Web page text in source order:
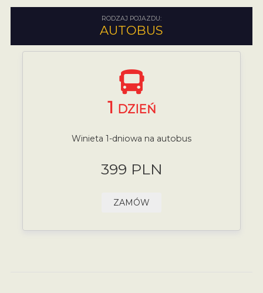
RODZAJ POJAZDU:
AUTOBUS
1 DZIEŃ
Winieta 1-dniowa na autobus
399 PLN
ZAMÓW